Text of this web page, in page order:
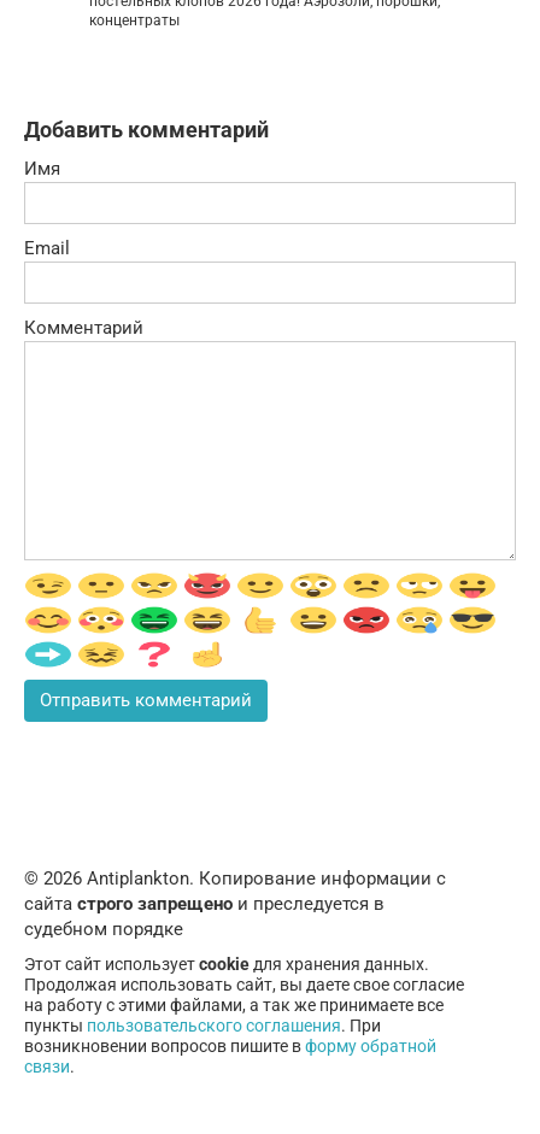
концентраты
Добавить комментарий
Имя
Email
Комментарий
© 2026 Аntiplankton. Копирование информации с
сайта строго запрещено и преследуется в
судебном порядке
Этот сайт используетcookieдля хранения данных.
Продолжая использовать сайт, вы даете свое согласие
на работу с этими файлами, а так же принимаете все
пункты пользовательского соглашения. При
возникновении вопросов пишите вформу обратной
связи.